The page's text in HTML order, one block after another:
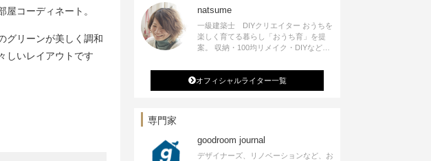
屋コーディネート。
グリーンが美しく調和
しいレイアウトです
シピ提供、店舗プロデュース 2016年９
月に宝島社より【Rumiのおうち時間を
楽しむインテリア】を出版しました。
natsume
一級建築士 DIYクリエイター おうちを
楽しく育てる暮らし「おうち育」を提
案。 収納・100均リメイク・DIYなどお
発信中。 著書 なつめさんちの新しい
のになつかしいアンティークな部屋つく
り 雑誌掲載・TV出演・コラム執筆・
オフィシャルライター一覧
専門家
goodroom journal
デザイナーズ、リノベーションなど、お